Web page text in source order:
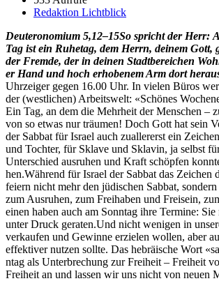
Redaktion Lichtblick
Deuteronomi­um 5,12–15So spricht der Herr:
Tag ist ein Ruhetag, dem Her­rn, deinem
der Fremde, der in deinen Stadt­bere­ichen
er Hand und hoch erhoben­em Arm dort
Uhrzeiger gegen 16.00 Uhr. In vie­len Büros
der (west­lichen) Arbeitswelt: «Schönes
Ein Tag, an dem die Mehrheit der Men­schen –
von so etwas nur träu­men! Doch Gott hat sein
der Sab­bat für Israel auch zuallererst ein
und Tochter, für Sklave und Sklavin, ja selb­st
Unter­schied aus­ruhen und Kraft schöpfen
hen.Während für Israel der Sab­bat das
feiern nicht mehr den jüdis­chen Sab­bat,
zum Aus­ruhen, zum Frei­haben und Frei­sein,
einen haben auch am Son­ntag ihre Ter­mine:
unter Druck ger­at­en.Und nicht weni­gen in
verkaufen und Gewinne erzie­len wollen, aber
effek­tiv­er nutzen sollte. Das hebräis­che Wort
ntag als Unter­brechung zur Frei­heit – Frei­heit
Frei­heit an und lassen wir uns nicht von neuen